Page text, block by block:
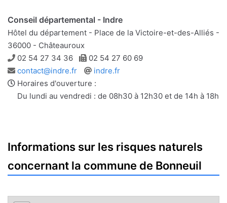
Conseil départemental - Indre
Hôtel du département - Place de la Victoire-et-des-Alliés -
36000 - Châteauroux
Téléphone
02 54 27 34 36 Télécopie
02 54 27 60 69
Adresse
e-
mail
contact@indre.fr
Site
web
indre.fr
Horaires d'ouverture :
Du lundi au vendredi : de 08h30 à 12h30 et de 14h à 18h
Informations sur les risques naturels
concernant la commune de Bonneuil